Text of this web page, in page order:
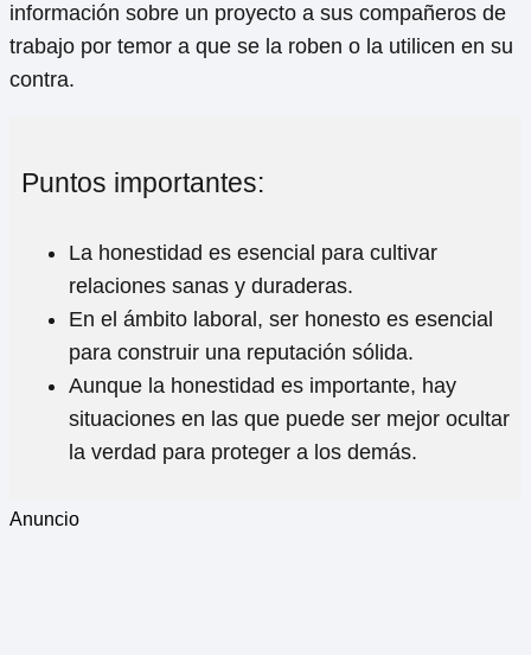
información sobre un proyecto a sus compañeros de
trabajo por temor a que se la roben o la utilicen en su
contra.
Puntos importantes:
La honestidad es esencial para cultivar
relaciones sanas y duraderas.
En el ámbito laboral, ser honesto es esencial
para construir una reputación sólida.
Aunque la honestidad es importante, hay
situaciones en las que puede ser mejor ocultar
la verdad para proteger a los demás.
Anuncio